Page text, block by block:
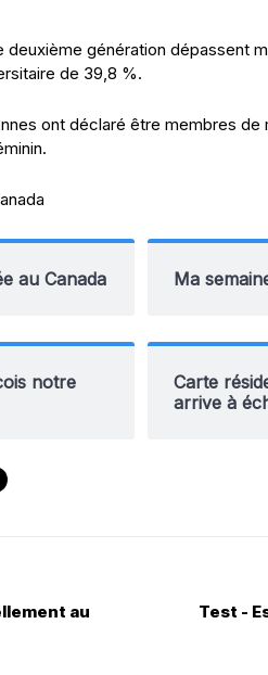
génération dépassent
de 39,8 %.
ont déclaré être membres
au Canada Ma
notre
Carte
arrive à
au
Test -